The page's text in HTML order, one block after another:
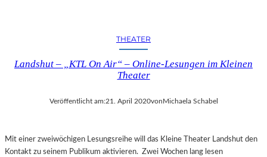
THEATER
Landshut – „KTL On Air“ – Online-Lesungen im Kleinen
Theater
Veröffentlicht am:21. April 2020vonMichaela Schabel
Mit einer zweiwöchigen Lesungsreihe will das Kleine Theater Landshut den
Kontakt zu seinem Publikum aktivieren. Zwei Wochen lang lesen